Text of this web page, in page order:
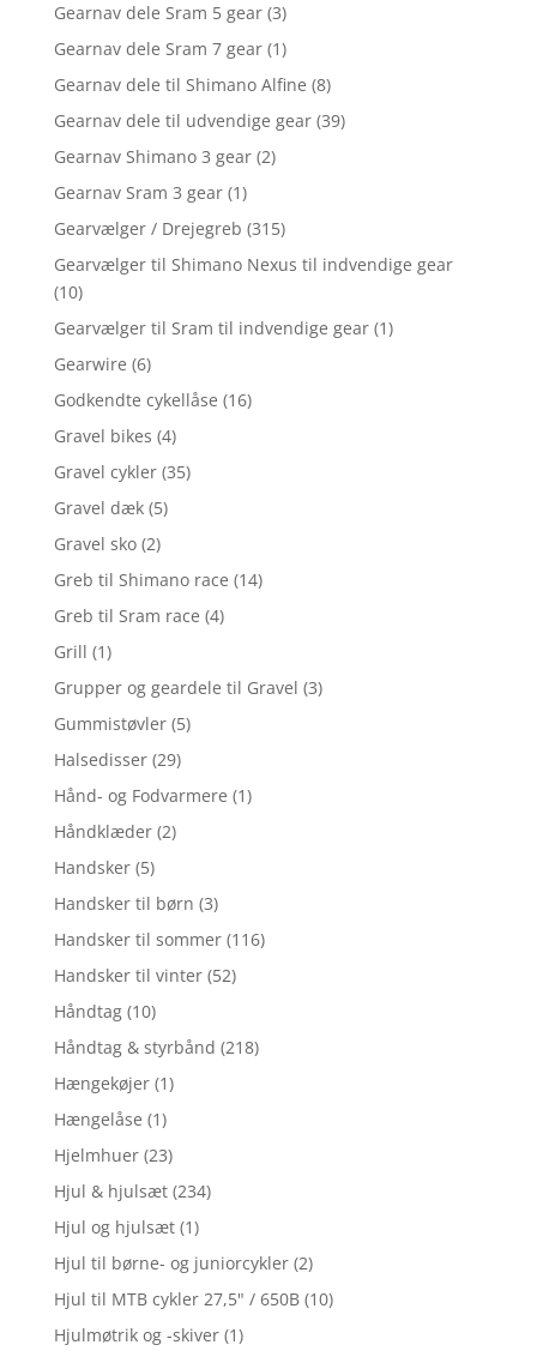
Gearnav dele Sram 5 gear (3)
Gearnav dele Sram 7 gear (1)
Gearnav dele til Shimano Alfine (8)
Gearnav dele til udvendige gear (39)
Gearnav Shimano 3 gear (2)
Gearnav Sram 3 gear (1)
Gearvælger / Drejegreb (315)
Gearvælger til Shimano Nexus til indvendige gear
(10)
Gearvælger til Sram til indvendige gear (1)
Gearwire (6)
Godkendte cykellåse (16)
Gravel bikes (4)
Gravel cykler (35)
Gravel dæk (5)
Gravel sko (2)
Greb til Shimano race (14)
Greb til Sram race (4)
Grill (1)
Grupper og geardele til Gravel (3)
Gummistøvler (5)
Halsedisser (29)
Hånd- og Fodvarmere (1)
Håndklæder (2)
Handsker (5)
Handsker til børn (3)
Handsker til sommer (116)
Handsker til vinter (52)
Håndtag (10)
Håndtag & styrbånd (218)
Hængekøjer (1)
Hængelåse (1)
Hjelmhuer (23)
Hjul & hjulsæt (234)
Hjul og hjulsæt (1)
Hjul til børne- og juniorcykler (2)
Hjul til MTB cykler 27,5" / 650B (10)
Hjulmøtrik og -skiver (1)